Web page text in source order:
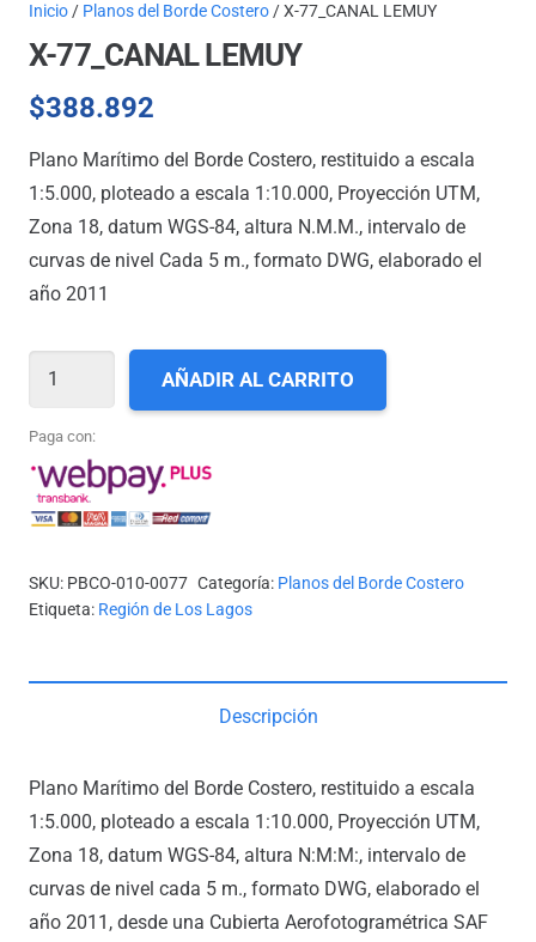
Inicio/ Planos del Borde Costero/ X-77_CANAL LEMUY
X-77_CANAL LEMUY
$388.892
Plano Marítimo del Borde Costero, restituido a escala
1:5.000, ploteado a escala 1:10.000, Proyección UTM,
Zona 18, datum WGS-84, altura N.M.M., intervalo de
curvas de nivel Cada 5 m., formato DWG, elaborado el
año 2011
LEMUY
cantidad
AÑADIR AL CARRITO
Paga con:
SKU: PBCO-010-0077 Categoría: Planos del Borde Costero
Etiqueta: Región de Los Lagos
Descripción
Plano Marítimo del Borde Costero, restituido a escala
1:5.000, ploteado a escala 1:10.000, Proyección UTM,
Zona 18, datum WGS-84, altura N:M:M:, intervalo de
curvas de nivel cada 5 m., formato DWG, elaborado el
año 2011, desde una Cubierta Aerofotogramétrica SAF